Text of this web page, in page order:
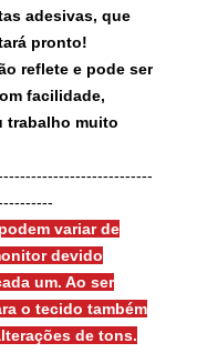
adesivas, que
pronto!
reflete e pode ser
facilidade,
trabalho muito
variar de
devido
um. Ao ser
o tecido também
de tons.